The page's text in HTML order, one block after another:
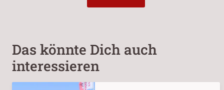
Das könnte Dich auch
interessieren